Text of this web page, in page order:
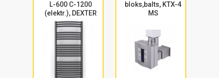
L-600 C-1200
(elektr.), DEXTER
bloks,balts, KTX-4
MS